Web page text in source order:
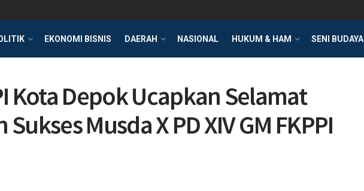
EKONOMI BISNIS DAERAH NASIONAL HUKUM & HAM SENI BUDAYA
Kota Depok Ucapkan Selamat
Musda X PD XIV GM FKPPI